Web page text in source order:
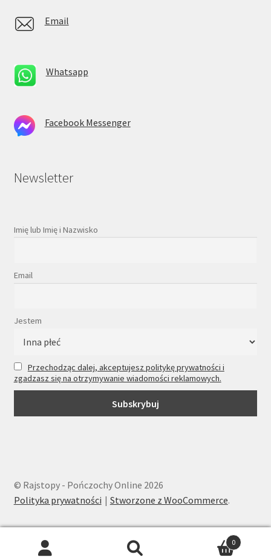
Email
Whatsapp
Facebook Messenger
Newsletter
Imię lub Imię i Nazwisko
Email
Jestem
Przechodząc dalej, akceptujesz politykę prywatności i
zgadzasz się na otrzymywanie wiadomości reklamowych.
© Rajstopy - Pończochy Online 2026
Polityka prywatności
Stworzone z WooCommerce.
Wyszukiwarka
0